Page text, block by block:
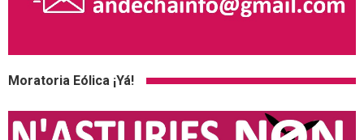
Moratoria Eólica ¡Yá!